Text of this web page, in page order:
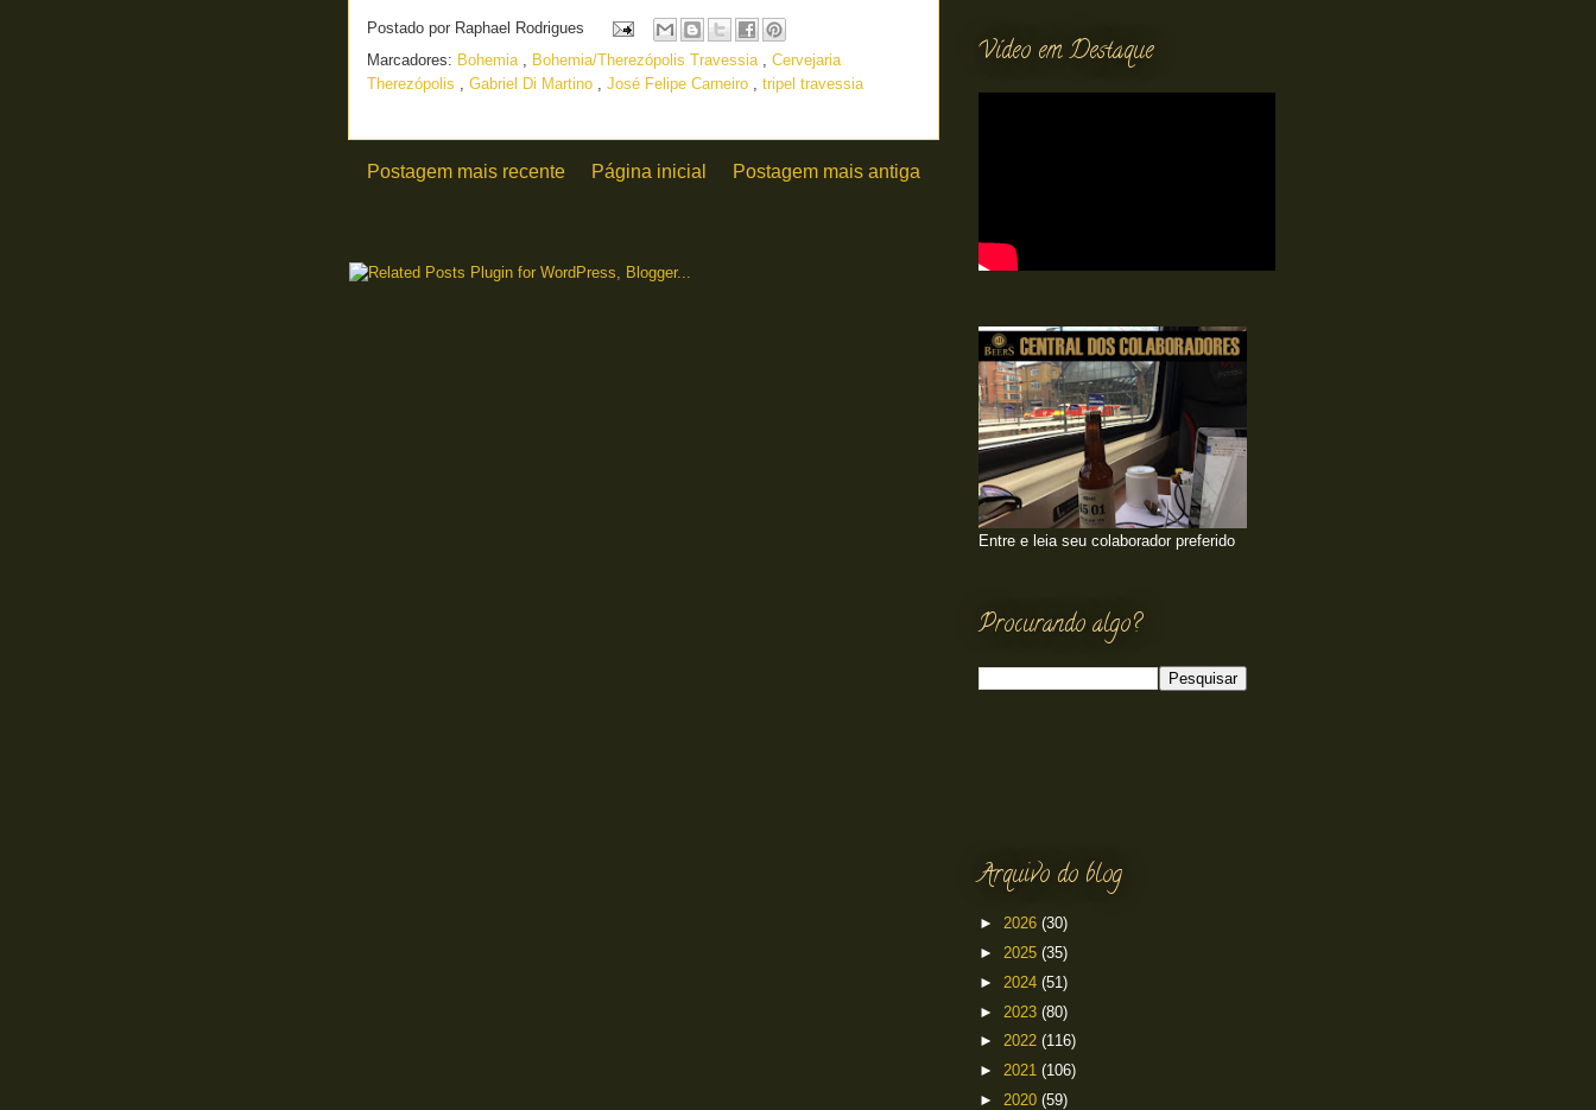
Postado por Raphael Rodrigues
Marcadores: Bohemia , Bohemia/Therezópolis Travessia , Cervejaria
Therezópolis , Gabriel Di Martino , José Felipe Carneiro , tripel travessia
Postagem mais recente Postagem mais antiga
Página inicial
Vídeo em Destaque
Entre e leia seu colaborador preferido
Procurando algo?
Arquivo do blog
► 2026 (30)
► 2025 (35)
► 2024 (51)
► 2023 (80)
► 2022 (116)
► 2021 (106)
► 2020 (59)